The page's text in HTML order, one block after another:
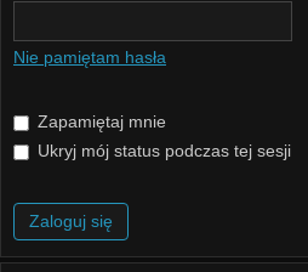
Nie pamiętam hasła
Zapamiętaj mnie
Ukryj mój status podczas tej sesji